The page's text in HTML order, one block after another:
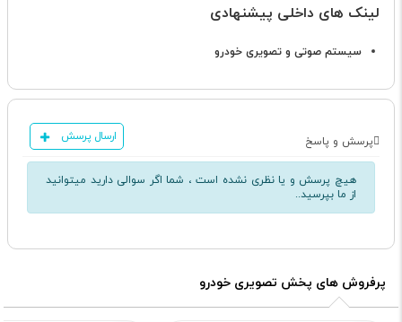
لینک های داخلی پیشنهادی
سیستم صوتی و تصویری خودرو
پرسش و پاسخ ارسال پرسش
هیچ پرسش و یا نظری نشده است ، شما اگر سوالی دارید میتوانید
از ما بپرسید..
پرفروش های پخش تصویری خودرو